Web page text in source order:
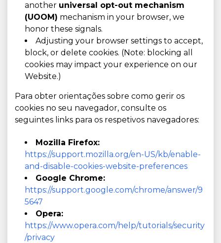
another universal opt-out mechanism
(UOOM) mechanism in your browser, we
honor these signals.
Adjusting your browser settings to accept,
block, or delete cookies. (Note: blocking all
cookies may impact your experience on our
Website.)
Para obter orientações sobre como gerir os
cookies no seu navegador, consulte os
seguintes links para os respetivos navegadores:
Mozilla Firefox:
https://support.mozilla.org/en-US/kb/enable-
and-disable-cookies-website-preferences
Google Chrome:
https://support.google.com/chrome/answer/9
5647
Opera:
https://www.opera.com/help/tutorials/security
/privacy